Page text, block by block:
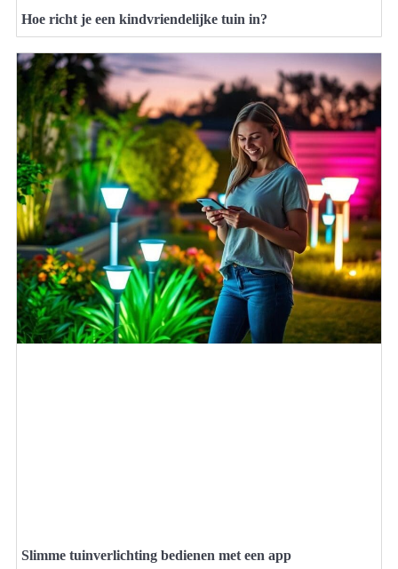
Hoe richt je een kindvriendelijke tuin in?
Slimme tuinverlichting bedienen met een app